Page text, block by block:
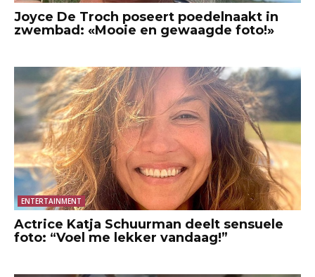
Joyce De Troch poseert poedelnaakt in
zwembad: «Mooie en gewaagde foto!»
ENTERTAINMENT
Actrice Katja Schuurman deelt sensuele
foto: “Voel me lekker vandaag!”